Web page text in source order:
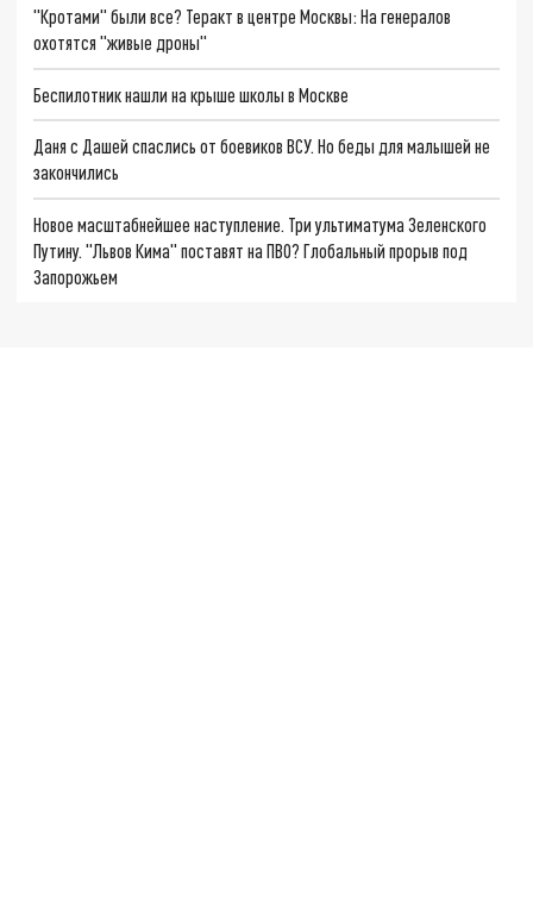
"Кротами" были все? Теракт в центре Москвы: На генералов
охотятся "живые дроны"
Беспилотник нашли на крыше школы в Москве
Даня с Дашей спаслись от боевиков ВСУ. Но беды для малышей не
закончились
Новое масштабнейшее наступление. Три ультиматума Зеленского
Путину. "Львов Кима" поставят на ПВО? Глобальный прорыв под
Запорожьем